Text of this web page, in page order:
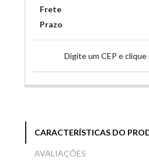
Frete
Prazo
Digite um CEP e
CARACTERÍSTICAS DO
AVALIAÇÕES